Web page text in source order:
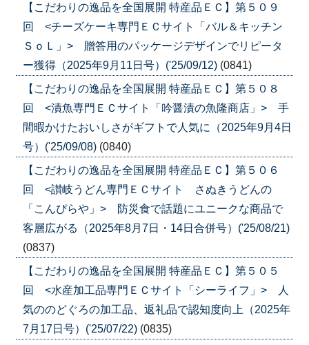
【こだわりの逸品を全国展開 特産品ＥＣ】第５０９
回 <チーズケーキ専門ＥＣサイト「バル＆キッチン
ＳｏＬ」> 贈答用のパッケージデザインでリピータ
ー獲得（2025年9月11日号）('25/09/12) (0841)
【こだわりの逸品を全国展開 特産品ＥＣ】第５０８
回 <漬魚専門ＥＣサイト「吟醤漬の魚隆商店」> 手
間暇かけたおいしさがギフトで人気に（2025年9月4日
号）('25/09/08) (0840)
【こだわりの逸品を全国展開 特産品ＥＣ】第５０６
回 <讃岐うどん専門ＥＣサイト さぬきうどんの
「こんぴらや」> 防災食で話題にユニークな商品で
客層広がる（2025年8月7日・14日合併号）('25/08/21)
(0837)
【こだわりの逸品を全国展開 特産品ＥＣ】第５０５
回 <水産加工品専門ＥＣサイト「シーライフ」> 人
気ののどぐろの加工品、返礼品で認知度向上（2025年
7月17日号）('25/07/22) (0835)